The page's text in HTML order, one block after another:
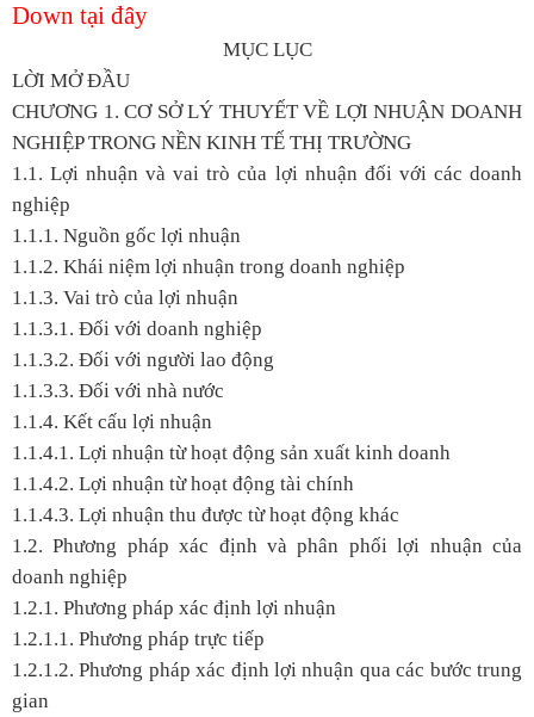
Down tại đây
MỤC LỤC
LỜI MỞ ĐẦU
CHƯƠNG 1. CƠ SỞ LÝ THUYẾT VỀ LỢI NHUẬN DOANH
NGHIỆP TRONG NỀN KINH TẾ THỊ TRƯỜNG
1.1. Lợi nhuận và vai trò của lợi nhuận đối với các doanh
nghiệp
1.1.1. Nguồn gốc lợi nhuận
1.1.2. Khái niệm lợi nhuận trong doanh nghiệp
1.1.3. Vai trò của lợi nhuận
1.1.3.1. Đối với doanh nghiệp
1.1.3.2. Đối với người lao động
1.1.3.3. Đối với nhà nước
1.1.4. Kết cấu lợi nhuận
1.1.4.1. Lợi nhuận từ hoạt động sản xuất kinh doanh
1.1.4.2. Lợi nhuận từ hoạt động tài chính
1.1.4.3. Lợi nhuận thu được từ hoạt động khác
1.2. Phương pháp xác định và phân phối lợi nhuận của
doanh nghiệp
1.2.1. Phương pháp xác định lợi nhuận
1.2.1.1. Phương pháp trực tiếp
1.2.1.2. Phương pháp xác định lợi nhuận qua các bước trung
gian